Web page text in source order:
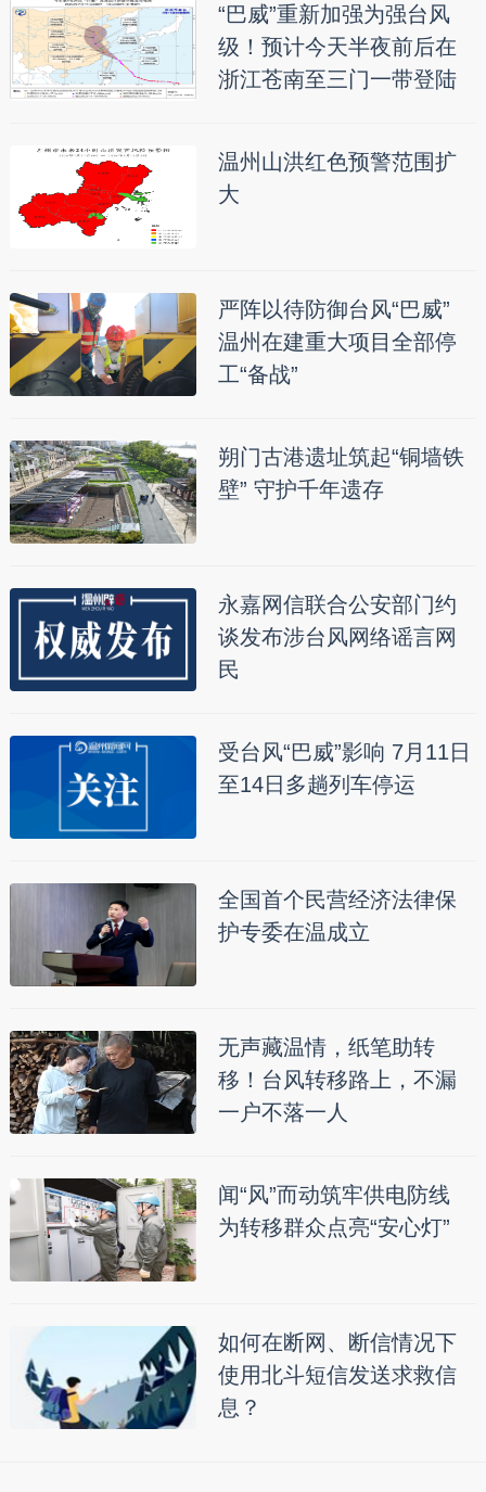
“巴威”重新加强为强台风
级！预计今天半夜前后在
浙江苍南至三门一带登陆
温州山洪红色预警范围扩
大
严阵以待防御台风“巴威”
温州在建重大项目全部停
工“备战”
朔门古港遗址筑起“铜墙铁
壁” 守护千年遗存
永嘉网信联合公安部门约
谈发布涉台风网络谣言网
民
受台风“巴威”影响 7月11日
至14日多趟列车停运
全国首个民营经济法律保
护专委在温成立
无声藏温情，纸笔助转
移！台风转移路上，不漏
一户不落一人
闻“风”而动筑牢供电防线
为转移群众点亮“安心灯”
如何在断网、断信情况下
使用北斗短信发送求救信
息？